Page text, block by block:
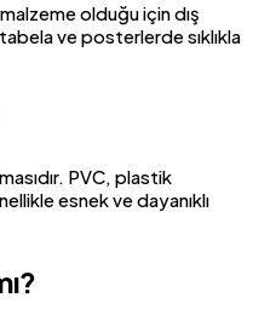
olduğu için dış
ve posterlerde sıklıkla
PVC, plastik
esnek ve dayanıklı